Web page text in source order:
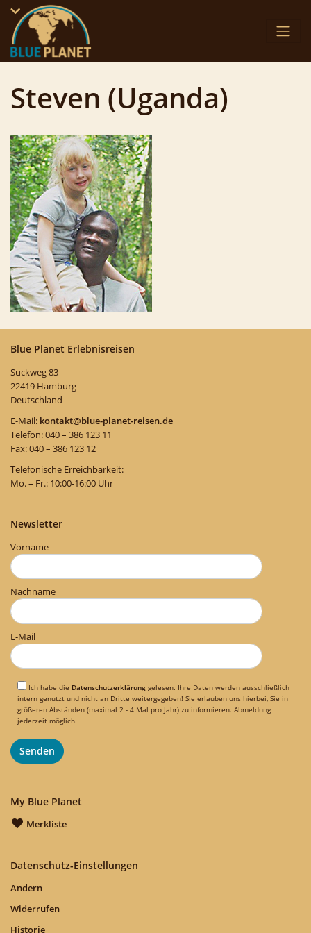
Skip
content
Steven (Uganda)
Blue Planet Erlebnisreisen
Suckweg 83
22419 Hamburg
Deutschland
E-Mail: kontakt@blue-planet-reisen.de
Telefon: 040 – 386 123 11
Fax: 040 – 386 123 12
Telefonische Erreichbarkeit:
Mo. – Fr.: 10:00-16:00 Uhr
Newsletter
Vorname
Nachname
E-Mail
Ich habe die Datenschutzerklärung gelesen. Ihre Daten werden ausschließlich
intern genutzt und nicht an Dritte weitergegeben! Sie erlauben uns hierbei, Sie in
größeren Abständen (maximal 2 - 4 Mal pro Jahr) zu informieren. Abmeldung
jederzeit möglich.
My Blue Planet
Merkliste
Datenschutz-Einstellungen
Ändern
Widerrufen
Historie